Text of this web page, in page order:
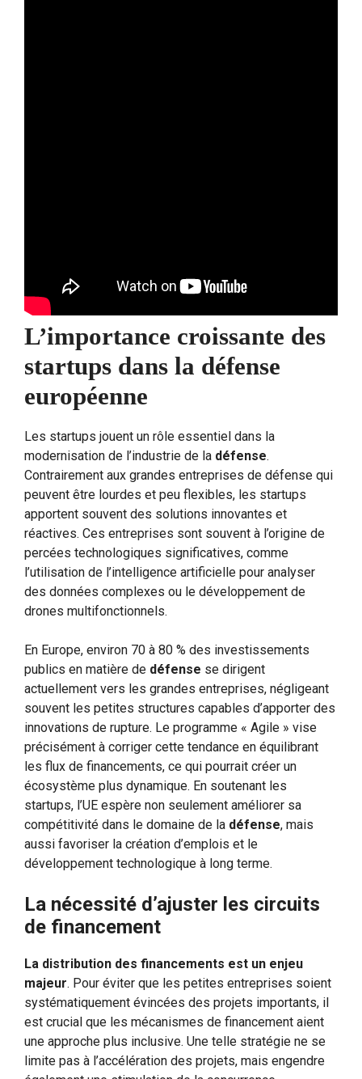
L’importance croissante des
startups dans la défense
européenne
Les startups jouent un rôle essentiel dans la
modernisation de l’industrie de la défense.
Contrairement aux grandes entreprises de défense qui
peuvent être lourdes et peu flexibles, les startups
apportent souvent des solutions innovantes et
réactives. Ces entreprises sont souvent à l’origine de
percées technologiques significatives, comme
l’utilisation de l’intelligence artificielle pour analyser
des données complexes ou le développement de
drones multifonctionnels.
En Europe, environ 70 à 80 % des investissements
publics en matière de défense se dirigent
actuellement vers les grandes entreprises, négligeant
souvent les petites structures capables d’apporter des
innovations de rupture. Le programme « Agile » vise
précisément à corriger cette tendance en équilibrant
les flux de financements, ce qui pourrait créer un
écosystème plus dynamique. En soutenant les
startups, l’UE espère non seulement améliorer sa
compétitivité dans le domaine de la défense, mais
aussi favoriser la création d’emplois et le
développement technologique à long terme.
La nécessité d’ajuster les circuits
de financement
La distribution des financements est un enjeu
majeur. Pour éviter que les petites entreprises soient
systématiquement évincées des projets importants, il
est crucial que les mécanismes de financement aient
une approche plus inclusive. Une telle stratégie ne se
limite pas à l’accélération des projets, mais engendre